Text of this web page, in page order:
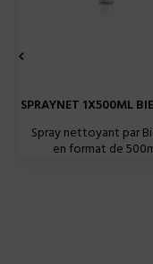
SPRAYNET 1X500ML
Spray nettoyant par
en format de
